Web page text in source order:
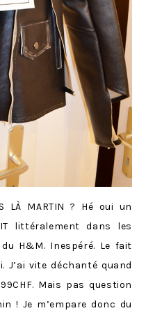
LÀ MARTIN ? Hé oui un
littéralement dans les
H&M. Inespéré. Le fait
vite déchanté quand
Mais pas question
! Je m’empare donc du